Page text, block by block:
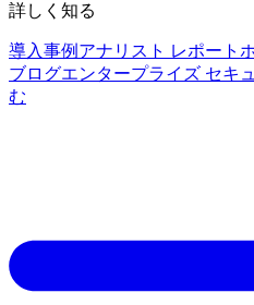
詳しく知る
導入事例 アナリスト レポート
ブログエンタープライズ セキ
む